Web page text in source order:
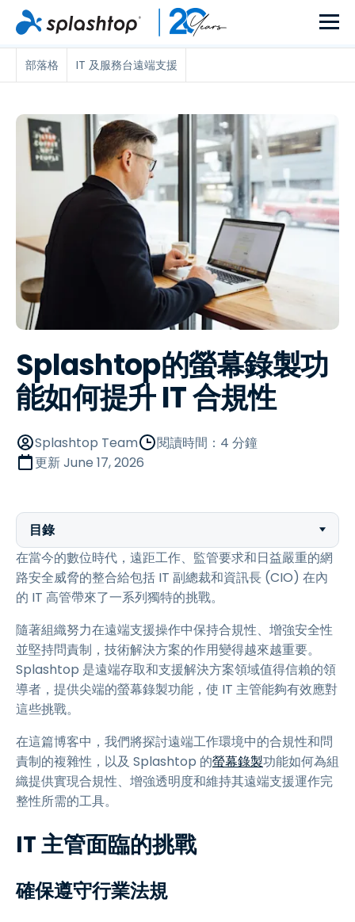
部落格 IT 及服務台遠端支援
Splashtop的螢幕錄製功
能如何提升 IT 合規性
Splashtop Team
閱讀時間：4 分鐘
更新June 17, 2026
目錄
在當今的數位時代，遠距工作、監管要求和日益嚴重的網
路安全威脅的整合給包括 IT 副總裁和資訊長 (CIO) 在內
的 IT 高管帶來了一系列獨特的挑戰。
隨著組織努力在遠端支援操作中保持合規性、增強安全性
並堅持問責制，技術解決方案的作用變得越來越重要。
Splashtop 是遠端存取和支援解決方案領域值得信賴的領
導者，提供尖端的螢幕錄製功能，使 IT 主管能夠有效應對
這些挑戰。
在這篇博客中，我們將探討遠端工作環境中的合規性和問
責制的複雜性，以及 Splashtop 的螢幕錄製功能如何為組
織提供實現合規性、增強透明度和維持其遠端支援運作完
整性所需的工具。
IT 主管面臨的挑戰
確保遵守行業法規